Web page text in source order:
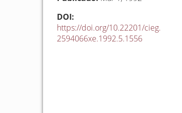
DOI:
https://doi.org/10.22201/cieg.
2594066xe.1992.5.1556